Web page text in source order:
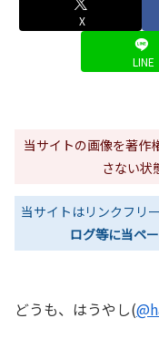
X
LINE
当サイトの画像を著作
さない状
当サイトはリンクフリ
ログ等に当ペ
どうも、はうやし(